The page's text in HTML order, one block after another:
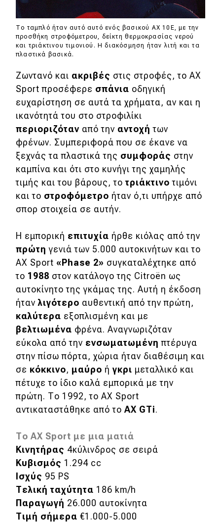
eDRIVE
DRIVE USED
Το ταμπλό ήταν αυτό αυτό ενός βασικού ΑΧ 10E, με την
προσθήκη στροφόμετρου, δείκτη θερμοκρασίας νερού
και τριάκτινου τιμονιού. Η διακόσμηση ήταν λιτή και τα
πλαστικά βασικά.
Ζωντανό και ακριβές στις στροφές, το ΑΧ
Sport προσέφερε σπάνια οδηγική
ευχαρίστηση σε αυτά τα χρήματα, αν και η
ικανότητά του στο στροφιλίκι
περιοριζόταν από την αντοχήτων
φρένων. Συμπεριφορά που σε έκανε να
ξεχνάς τα πλαστικά της συμφοράς στην
καμπίνα και ότι στο κυνήγι της χαμηλής
τιμής και του βάρους, το τριάκτινοτιμόνι
και το στροφόμετρο ήταν ό,τι υπήρχε από
σπορ στοιχεία σε αυτήν.
Η εμπορική επιτυχία ήρθε κιόλας από την
πρώτηγενιά των 5.000 αυτοκινήτων και το
AX Sport «Phase 2» συγκαταλέχτηκε από
το 1988 στον κατάλογο της Citroën ως
αυτοκίνητο της γκάμας της. Αυτή η έκδοση
ήταν λιγότερο αυθεντική από την πρώτη,
καλύτερα εξοπλισμένη και με
βελτιωμένα φρένα. Αναγνωριζόταν
εύκολα από την ενσωματωμένηπτέρυγα
στην πίσω πόρτα, χώρια ήταν διαθέσιμη και
σε κόκκινο, μαύρο ή γκρι μεταλλικό και
πέτυχε το ίδιο καλά εμπορικά με την
πρώτη. Το 1992, το AX Sport
αντικαταστάθηκε από το AX GTi.
Το AX Sport με μια ματιά
Κινητήρας 4κύλινδρος σε σειρά
Κυβισμός 1.294 cc
Ισχύς 95 PS
Τελική ταχύτητα 186 km/h
Παραγωγή 26.000 αυτοκίνητα
Τιμή σήμερα €1.000-5.000